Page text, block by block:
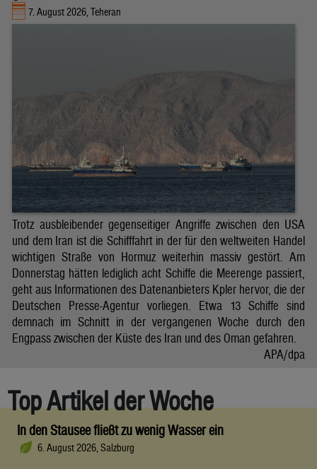
7. August 2026, Teheran
Trotz ausbleibender gegenseitiger Angriffe zwischen den USA
und dem Iran ist die Schifffahrt in der für den weltweiten Handel
wichtigen Straße von Hormuz weiterhin massiv gestört. Am
Donnerstag hätten lediglich acht Schiffe die Meerenge passiert,
geht aus Informationen des Datenanbieters Kpler hervor, die der
Deutschen Presse-Agentur vorliegen. Etwa 13 Schiffe sind
demnach im Schnitt in der vergangenen Woche durch den
Engpass zwischen der Küste des Iran und des Oman gefahren.
APA/dpa
Top Artikel der Woche
In den Stausee fließt zu wenig Wasser ein
6. August 2026, Salzburg